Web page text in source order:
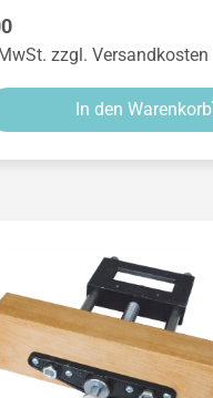
zzgl. Versandkosten
In den Warenkorb